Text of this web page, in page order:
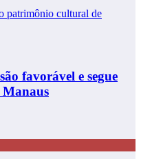
favorável e segue